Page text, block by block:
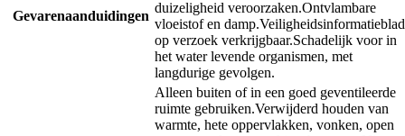
Gevarenaanduidingen
duizeligheid veroorzaken.Ontvlambare
vloeistof en damp.Veiligheidsinformatieblad
op verzoek verkrijgbaar.Schadelijk voor in
het water levende organismen, met
langdurige gevolgen.
Alleen buiten of in een goed geventileerde
ruimte gebruiken.Verwijderd houden van
warmte, hete oppervlakken, vonken, open